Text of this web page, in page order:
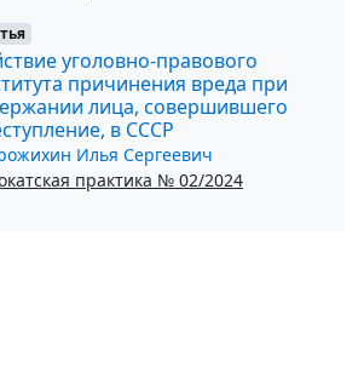
уголовно-правового
причинения вреда при
лица, совершившего
в СССР
Илья Сергеевич
практика № 02/2024